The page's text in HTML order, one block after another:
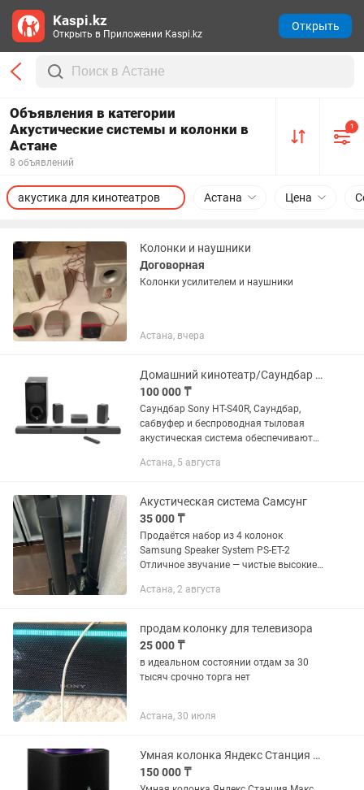
Объявления в категории
Акустические системы и колонки в
Астане
8 объявлений
1
Астана Цена
акустика для кинотеатров
Колонки и наушники
Договорная
Колонки усилителем и наушники
Астана, вчера
Домашний кинотеатр/Саундбар Sony HT-S40R
100 000 ₸
Саундбар Sony HT-S40R, Саундбар,
сабвуфер и беспроводная тыловая
акустическая система обеспечивают
звук, который заполняет всю комнату
Астана, 5 августа
Акустическая система Самсунг
35 000 ₸
Продаётся набор из 4 колонок
Samsung Speaker System PS-ET-2
Отличное звучание — чистые высокие
домашнего кинотеатра Стильный
хорошем...
Астана, 2 августа
продам колонку для телевизора
25 000 ₸
в идеальном состоянии отдам за 30
тысяч срочно торга нет
Астана, 30 июля
Умная колонка Яндекс Станция Макс Zigbee черный
150 000 ₸
Kaspi.kz
Открыть в Приложении Kaspi.kz
Открыть